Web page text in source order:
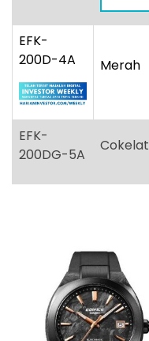
EFK-
200D-4A
Merah
EFK-
200DG-5A
Cokelat